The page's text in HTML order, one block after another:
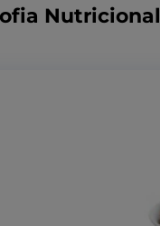
Nutricional